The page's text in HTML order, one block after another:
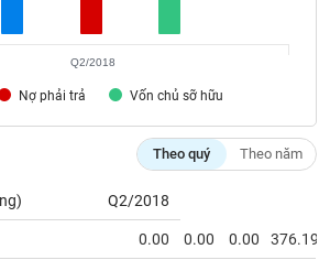
Nợ phải trả Vốn chủ sỡ hữu
Q2/2018
Theo quý Theo năm
Q2/2018
0.00 0.00 0.00 376.19